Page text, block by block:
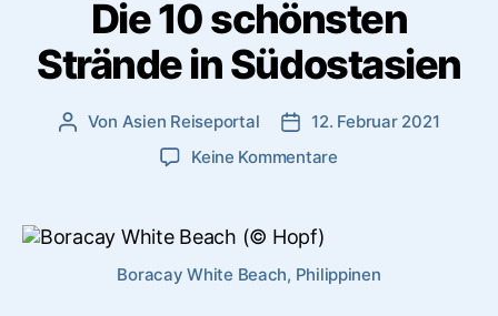
Die 10 schönsten
Strände in Südostasien
Beitragsautor
Von Asien Reiseportal Veröffentlichungsdatum
12. Februar 2021
Keine Kommentarezu
in
Boracay White Beach, Philippinen